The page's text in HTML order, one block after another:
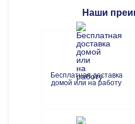
Наши
Бесплатная доставка
домой или на работу